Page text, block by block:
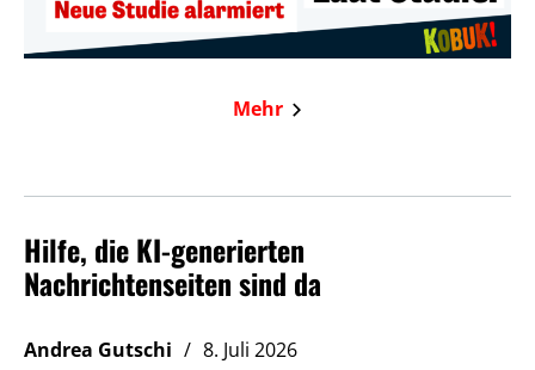
Mehr
Hilfe, die KI-generierten
Nachrichtenseiten sind da
Andrea Gutschi 8. Juli 2026